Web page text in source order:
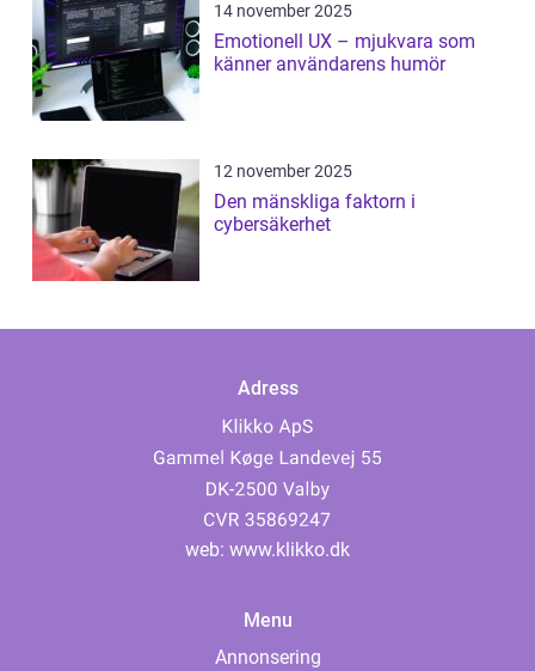
14 november 2025
Emotionell UX – mjukvara som
känner användarens humör
12 november 2025
Den mänskliga faktorn i
cybersäkerhet
Adress
web: www.klikko.dk
Menu
Annonsering